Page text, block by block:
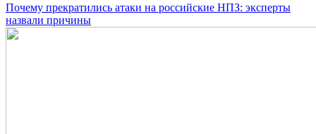
Почему прекратились атаки на российские НПЗ: эксперты
назвали причины